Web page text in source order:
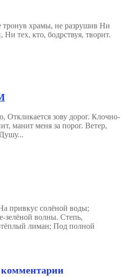
тронув храмы, не разрушив Ни
тех, кто, бодрствуя, творит.
Откликается зову дорог. Клочно-
манит меня за порог. Ветер,
привкус солёной воды;
зелёной волны. Степь,
лиман; Под полной